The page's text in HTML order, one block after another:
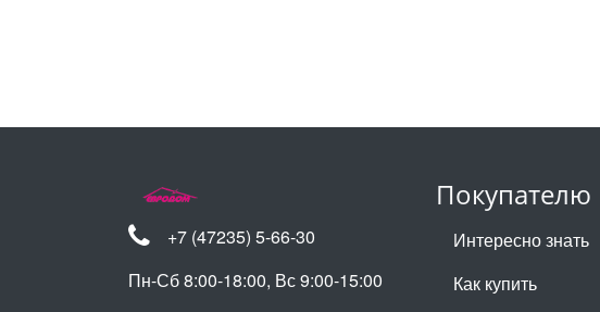
Покупателю
Интересно знать
Как купить
+7 (47235) 5-66-30
Пн-Сб 8:00-18:00, Вс 9:00-15:00